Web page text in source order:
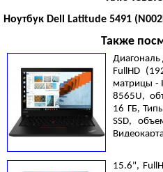
Ноутбук Dell Latitude 5491
Также
Диагональ
FullHD
матрицы -
8565U,
16 ГБ,
SSD,
Gigabit
Black
15.6",